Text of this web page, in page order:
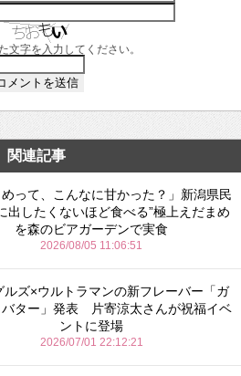
文字を入力してください。
関連記事
めって、こんなに甘かった？」新潟県民
出したくないほど食べる”極上えだまめ
を森のビアガーデンで実食
2026/08/05 11:06:51
ルズ×ウルトラマンの新フレーバー「ガ
バター」発表 片寄涼太さんが祝福イベ
ントに登場
2026/07/01 22:12:21